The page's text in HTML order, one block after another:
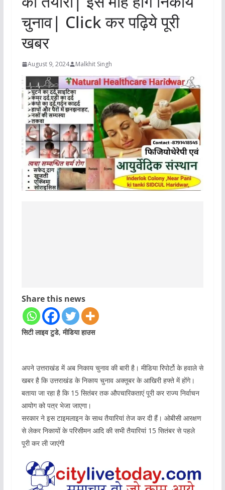
चुनाव| Click कर पढ़िये पूरी
खबर
August 9, 2024 Malkhit Singh
Share this news
सिटी लाइव टुडे, मीडिया हाउस
अपने उत्तराखंड में अब निकाय चुनाव की बारी है। मीडिया रिपोर्टो के हवाले से
खबर है कि उत्तराखंड के निकाय चुनाव अक्तूबर के आखिरी हफ्ते में होंगे।
बताया जा रहा है कि 15 सितंबर तक औपचारिकताएं पूरी कर राज्य निर्वाचन
आयोग को पत्र भेजा जाएगा।
सरकार ने इस टाइमलाइन के साथ तैयारियां तेज कर दी हैं। ओबीसी आरक्षण
से लेकर निकायों के परिसीमन आदि की सभी तैयारियां 15 सितंबर से पहले
पूरी कर ली जाएंगी